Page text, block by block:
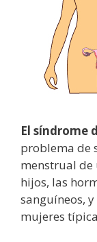
El síndrome
problema de
menstrual
hijos, las
sanguíneos, y
mujeres